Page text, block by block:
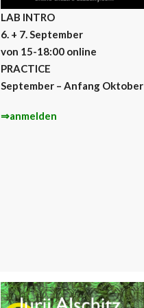
LAB INTRO
6. + 7. September
von 15-18:00 online
PRACTICE
September – Anfang Oktober
⇒anmelden